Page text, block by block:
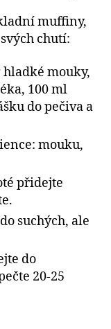
muffiny,
chutí:
mouky,
100 ml
do pečiva a
mouku,
přidejte
suchých, ale
do
20-25